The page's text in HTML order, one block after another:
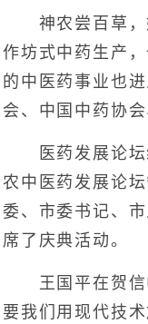
神农尝百草，始
作坊式中药生产
的中医药事业也
会、中国中药协
医药发展论坛组
农中医药发展论
委、市委书记、
席了庆典活动。
王国平在贺信中
要我们用现代技